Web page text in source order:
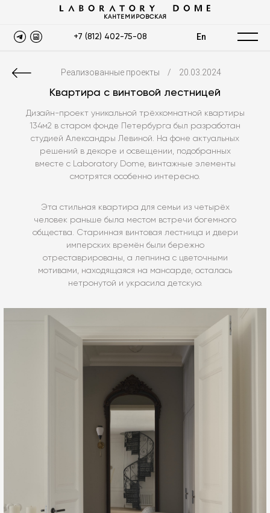
КАНТЕМИРОВСКАЯ
+7 (812) 402-75-08 En
Реализованные проекты / 20.03.2024
Квартира с винтовой лестницей
Дизайн-проект уникальной трёхкомнатной квартиры
134м2 в старом фонде Петербурга был разработан
студией Александры Левиной. На фоне актуальных
решений в декоре и освещении, подобранных
вместе с Laboratory Dome, винтажные элементы
смотрятся особенно интересно.
Эта стильная квартира для семьи из четырёх
человек раньше была местом встречи богемного
общества. Старинная винтовая лестница и двери
имперских времён были бережно
отреставрированы, а лепнина с цветочными
мотивами, находящаяся на мансарде, осталась
нетронутой и украсила детскую.